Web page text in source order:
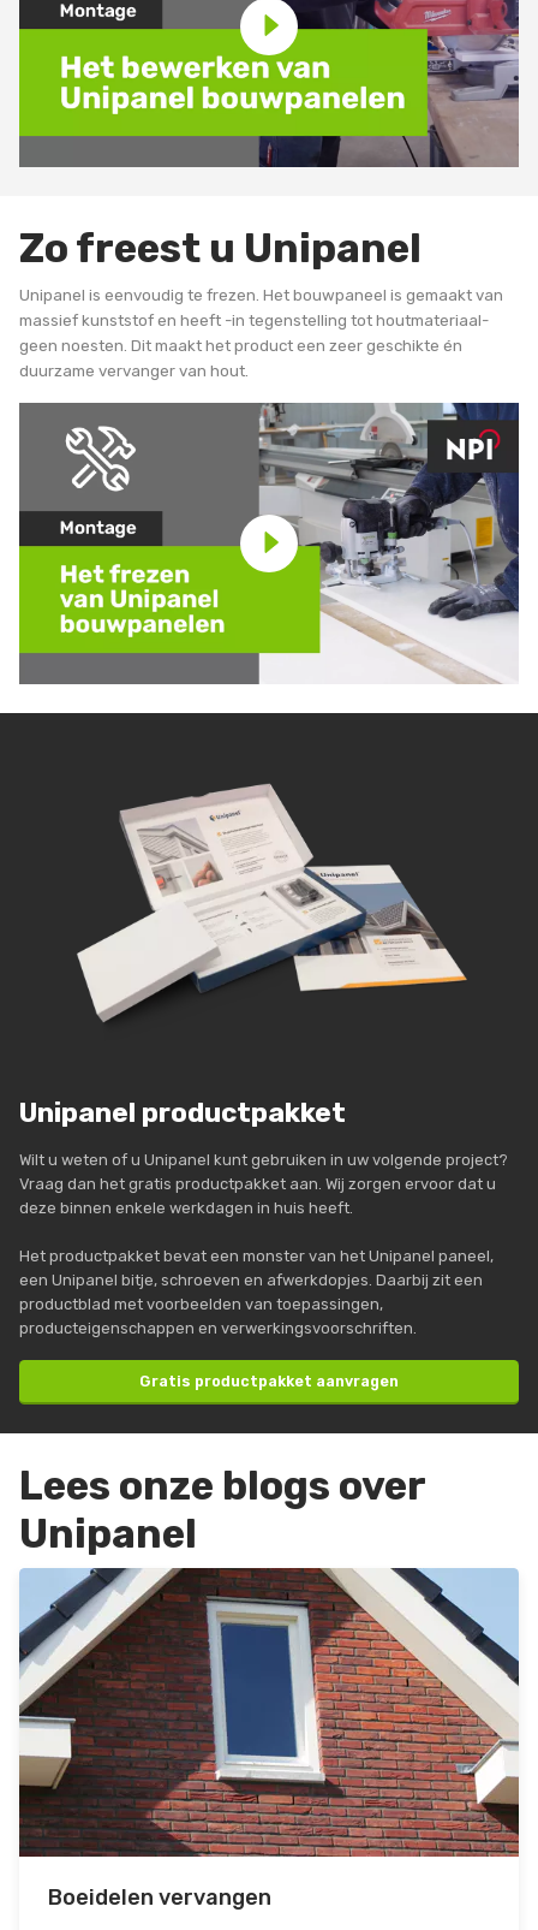
Zo freest u Unipanel
Unipanel is eenvoudig te frezen. Het bouwpaneel is gemaakt van
massief kunststof en heeft -in tegenstelling tot houtmateriaal-
geen noesten. Dit maakt het product een zeer geschikte én
duurzame vervanger van hout.
Unipanel productpakket
Wilt u weten of u Unipanel kunt gebruiken in uw volgende project?
Vraag dan het gratis productpakket aan. Wij zorgen ervoor dat u
deze binnen enkele werkdagen in huis heeft.
Het productpakket bevat een monster van het Unipanel paneel,
een Unipanel bitje, schroeven en afwerkdopjes. Daarbij zit een
productblad met voorbeelden van toepassingen,
producteigenschappen en verwerkingsvoorschriften.
Gratis productpakket aanvragen
Lees onze blogs over
Unipanel
Boeidelen vervangen